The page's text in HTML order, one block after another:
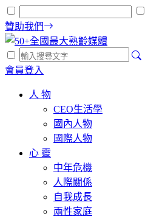
贊助我們
會員登入
人 物
CEO生活學
國內人物
國際人物
心 靈
中年危機
人際關係
自我成長
兩性家庭